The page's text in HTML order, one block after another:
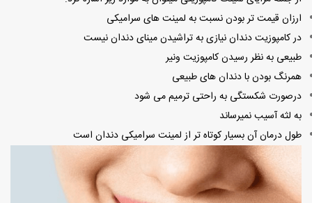
ارزان قیمت تر بودن نسبت به لمینت های سرامیکی
در کامپوزیت دندان نیازی به تراشیدن مینای دندان نیست
طبیعی به نظر رسیدن کامپوزیت ونیر
همرنگ بودن با دندان های طبیعی
درصورت شکستگی به راحتی ترمیم می شود
به لثه آسیب نمیرساند
طول درمان آن بسیار کوتاه تر از لمینت سرامیکی دندان است